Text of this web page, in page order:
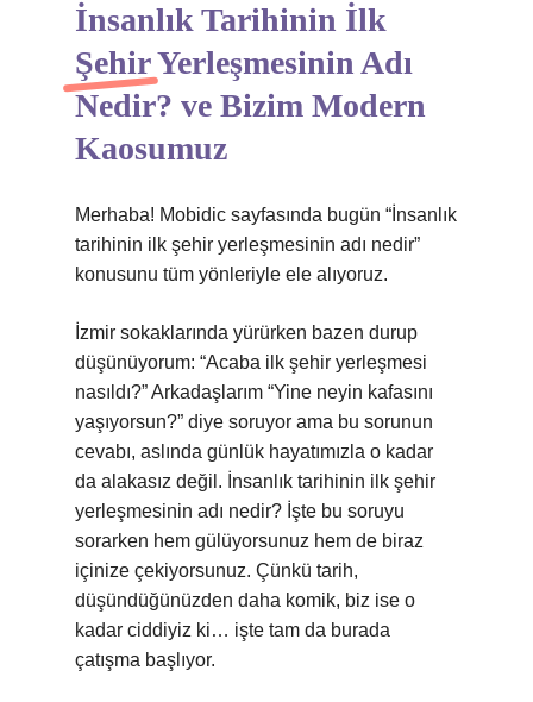
İnsanlık Tarihinin İlk
Şehir Yerleşmesinin Adı
Nedir? ve Bizim Modern
Kaosumuz
Merhaba! Mobidic sayfasında bugün “İnsanlık
tarihinin ilk şehir yerleşmesinin adı nedir”
konusunu tüm yönleriyle ele alıyoruz.
İzmir sokaklarında yürürken bazen durup
düşünüyorum: “Acaba ilk şehir yerleşmesi
nasıldı?” Arkadaşlarım “Yine neyin kafasını
yaşıyorsun?” diye soruyor ama bu sorunun
cevabı, aslında günlük hayatımızla o kadar
da alakasız değil. İnsanlık tarihinin ilk şehir
yerleşmesinin adı nedir? İşte bu soruyu
sorarken hem gülüyorsunuz hem de biraz
içinize çekiyorsunuz. Çünkü tarih,
düşündüğünüzden daha komik, biz ise o
kadar ciddiyiz ki… işte tam da burada
çatışma başlıyor.